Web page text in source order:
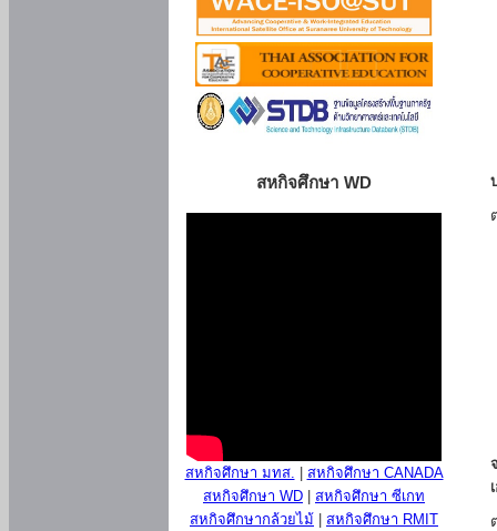
สหกิจศึกษา WD
สหกิจศึกษา มทส.
สหกิจศึกษา CANADA
สหกิจศึกษา WD
สหกิจศึกษา ซีเกท
สหกิจศึกษากล้วยไม้
สหกิจศึกษา RMIT